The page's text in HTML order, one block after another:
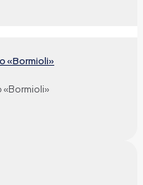
«Bormioli»
«Bormioli»